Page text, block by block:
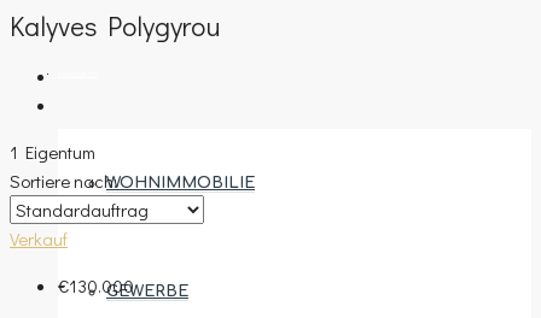
WOHNIMMOBILIE
GEWERBE
Kalyves Polygyrou
1 Eigentum
Sortiere nach:
Verkauf
€130.000